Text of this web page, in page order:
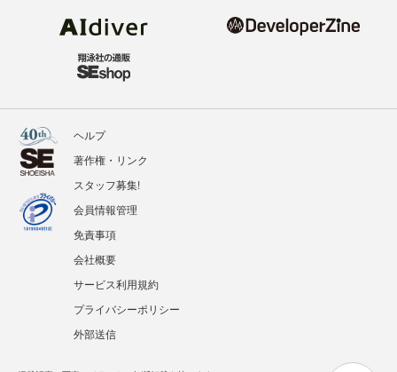
ヘルプ
著作権・リンク
スタッフ募集!
会員情報管理
免責事項
会社概要
サービス利用規約
プライバシーポリシー
外部送信